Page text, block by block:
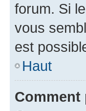
forum. Si
vous
est
Haut
Comment